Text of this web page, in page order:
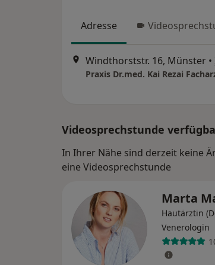
Adresse
Windthorststr. 16, Münster •
Praxis Dr.med. Kai Rezai
Videosprechstunde
In Ihrer Nähe sind derzeit keine
eine Videosprechstunde
Marta
Hautärztin
Venerologin